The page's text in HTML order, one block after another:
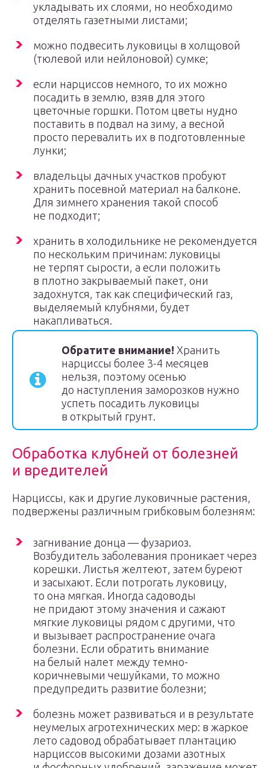
укладывать их слоями, но необходимо
отделять газетными листами;
можно подвесить луковицы в холщовой
(тюлевой или нейлоновой) сумке;
если нарциссов немного, то их можно
посадить в землю, взяв для этого
цветочные горшки. Потом цветы нудно
поставить в подвал на зиму, а весной
просто перевалить их в подготовленные
лунки;
владельцы дачных участков пробуют
хранить посевной материал на балконе.
Для зимнего хранения такой способ
не подходит;
хранить в холодильнике не рекомендуется
по нескольким причинам: луковицы
не терпят сырости, а если положить
в плотно закрываемый пакет, они
задохнутся, так как специфический газ,
выделяемый клубнями, будет
накапливаться.
Обратите внимание! Хранить
нарциссы более 3-4 месяцев
нельзя, поэтому осенью
до наступления заморозков нужно
успеть посадить луковицы
в открытый грунт.
Обработка клубней от болезней
и вредителей
Нарциссы, как и другие луковичные растения,
подвержены различным грибковым болезням:
загнивание донца — фузариоз.
Возбудитель заболевания проникает через
корешки. Листья желтеют, затем буреют
и засыхают. Если потрогать луковицу,
то она мягкая. Иногда садоводы
не придают этому значения и сажают
мягкие луковицы рядом с другими, что
и вызывает распространение очага
болезни. Если обратить внимание
на белый налет между темно-
коричневыми чешуйками, то можно
предупредить развитие болезни;
болезнь может развиваться и в результате
неумелых агротехнических мер: в жаркое
лето садовод обрабатывает плантацию
нарциссов высокими дозами азотных